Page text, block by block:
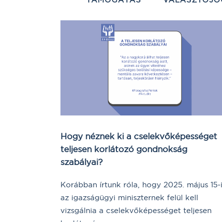
Hogy néznek ki a cselekvőképességet
teljesen korlátozó gondnokság
szabályai?
Korábban írtunk róla, hogy 2025. május
az igazságügyi miniszternek felül kell
vizsgálnia a cselekvőképességet teljesen